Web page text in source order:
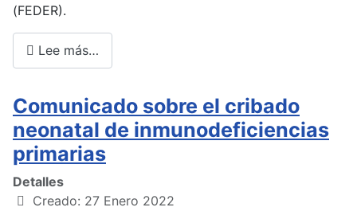
(FEDER).
Lee más…
Comunicado sobre el cribado
neonatal de inmunodeficiencias
primarias
Detalles
Creado: 27 Enero 2022